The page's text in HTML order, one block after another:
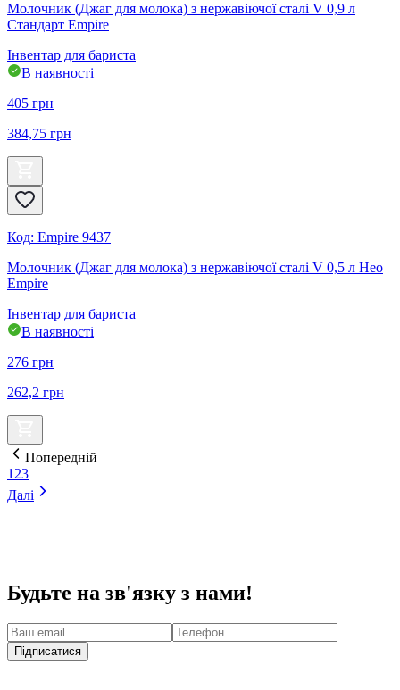
Молочник (Джаг для молока) з нержавіючої сталі V 0,9 л
Стандарт Empire
Інвентар для бариста
В наявності
405 грн
384,75 грн
Код: Empire 9437
Молочник (Джаг для молока) з нержавіючої сталі V 0,5 л Нео
Empire
Інвентар для бариста
В наявності
276 грн
262,2 грн
Попередній
1 23
Далі
Будьте на зв'язку з нами!
Підписатися